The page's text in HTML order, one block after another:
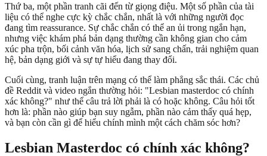
Thứ ba, một phần tranh cãi đến từ giọng điệu. Một số phần của tài
liệu có thể nghe cực kỳ chắc chắn, nhất là với những người đọc
đang tìm reassurance. Sự chắc chắn có thể an ủi trong ngắn hạn,
nhưng việc khám phá bản dạng thường cần không gian cho cảm
xúc pha trộn, bối cảnh văn hóa, lịch sử sang chấn, trải nghiệm quan
hệ, bản dạng giới và sự tự hiểu đang thay đổi.
Cuối cùng, tranh luận trên mạng có thể làm phẳng sắc thái. Các chủ
đề Reddit và video ngắn thường hỏi: "Lesbian masterdoc có chính
xác không?" như thể câu trả lời phải là có hoặc không. Câu hỏi tốt
hơn là: phần nào giúp bạn suy ngẫm, phần nào cảm thấy quá hẹp,
và bạn còn cần gì để hiểu chính mình một cách chăm sóc hơn?
Lesbian Masterdoc có chính xác không?